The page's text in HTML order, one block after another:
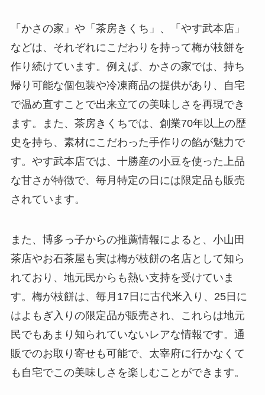
「かさの家」や「茶房きくち」、「やす武本店」
などは、それぞれにこだわりを持って梅が枝餅を
作り続けています。例えば、かさの家では、持ち
帰り可能な個包装や冷凍商品の提供があり、自宅
で温め直すことで出来立ての美味しさを再現でき
ます。また、茶房きくちでは、創業70年以上の歴
史を持ち、素材にこだわった手作りの餡が魅力で
す。やす武本店では、十勝産の小豆を使った上品
な甘さが特徴で、毎月特定の日には限定品も販売
されています。
また、博多っ子からの推薦情報によると、小山田
茶店やお石茶屋も実は梅が枝餅の名店として知ら
れており、地元民からも熱い支持を受けていま
す。梅が枝餅は、毎月17日に古代米入り、25日に
はよもぎ入りの限定品が販売され、これらは地元
民でもあまり知られていないレアな情報です。通
販でのお取り寄せも可能で、太宰府に行かなくて
も自宅でこの美味しさを楽しむことができます。